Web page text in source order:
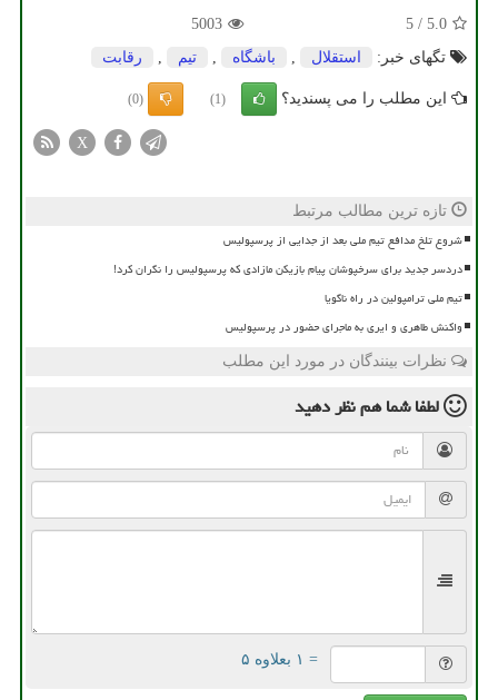
5.0
/
5
5003
تگهای خبر:
استقلال باشگاه تیم رقابت
این مطلب را می پسندید؟ (1)
(0)
X
تازه ترین مطالب مرتبط
شروع تلخ مدافع تیم ملی بعد از جدایی از پرسپولیس
دردسر جدید برای سرخپوشان پیام بازیکن مازادی که پرسپولیس را نگران کرد!
تیم ملی ترامپولین در راه ناگویا
واکنش طاهری و ایری به ماجرای حضور در پرسپولیس
نظرات بینندگان در مورد این مطلب
لطفا شما همنظر دهید
= ۱ بعلاوه ۵